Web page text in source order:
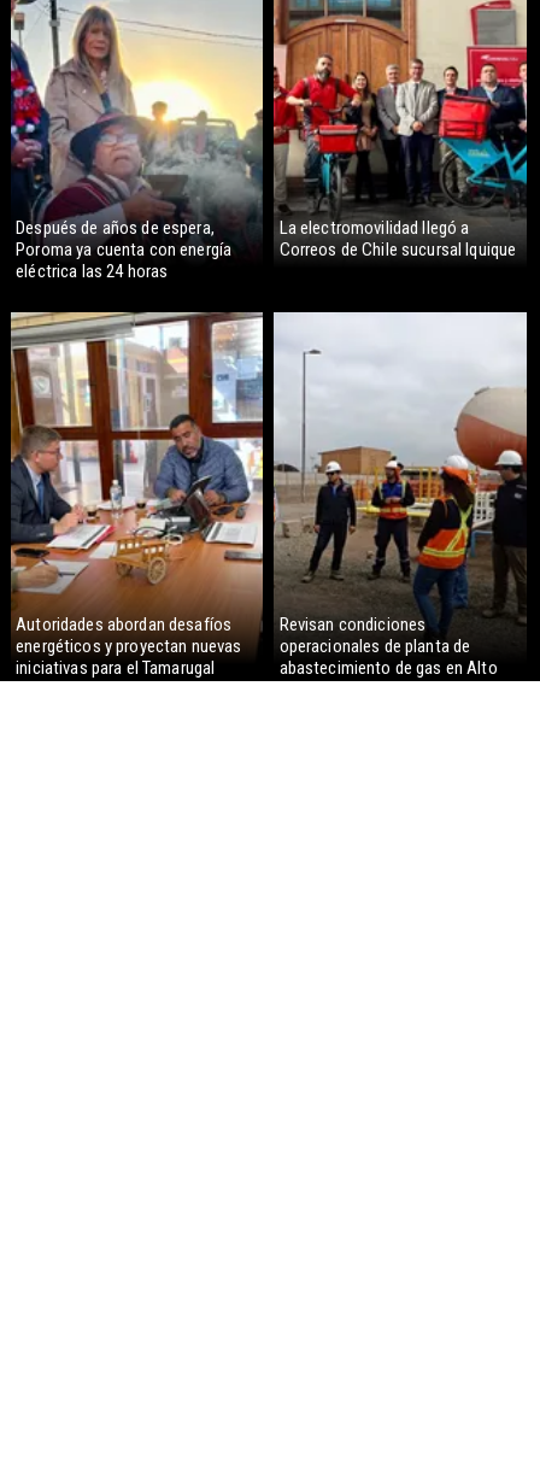
Después de años de espera,
Poroma ya cuenta con energía
eléctrica las 24 horas
La electromovilidad llegó a
Correos de Chile sucursal Iquique
Autoridades abordan desafíos
energéticos y proyectan nuevas
iniciativas para el Tamarugal
Revisan condiciones
operacionales de planta de
abastecimiento de gas en Alto